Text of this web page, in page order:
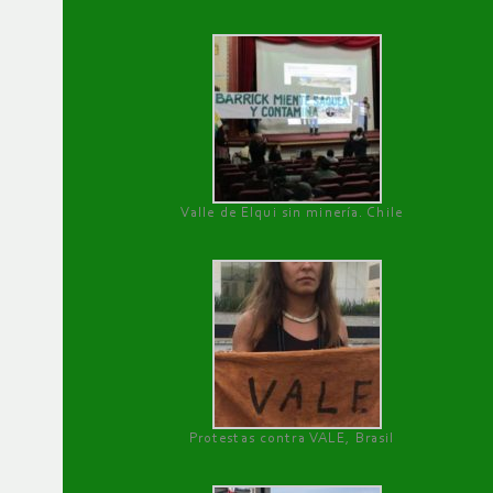
Valle de Elqui sin minería. Chile
Protestas contra VALE, Brasil